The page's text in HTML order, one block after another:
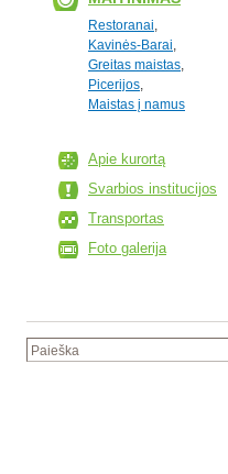
Restoranai,
Kavinės-Barai,
Greitas maistas,
Picerijos,
Maistas į namus
Apie kurortą
Svarbios institucijos
Transportas
Foto galerija